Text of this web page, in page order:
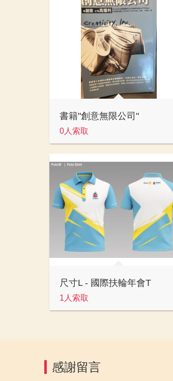
書籍"創意無限公司"
0人索取
尺寸L - 國際扶輪年會T
1人索取
感謝留言